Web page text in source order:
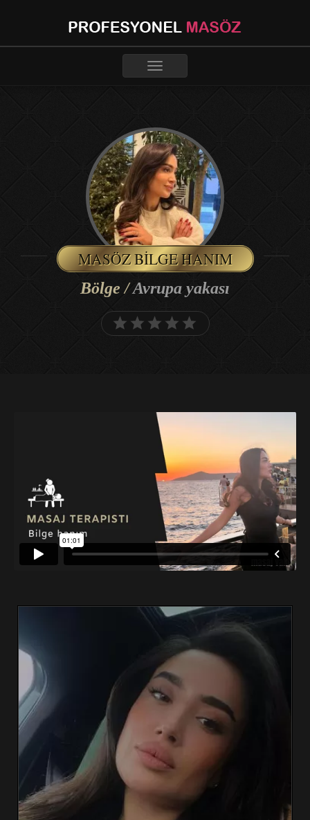
Toggle
MASÖZ BILGE HANIM
Bölge /Avrupa yakası